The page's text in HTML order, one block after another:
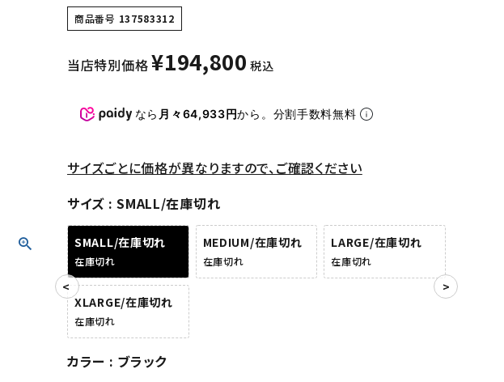
商品番号 137583312
当店特別価格¥194,800 税込
なら 月々64,933円から。分割手数料無料
サイズごとに価格が異なりますので、ご確認ください
サイズ
SMALL/在庫切れ
SMALL/在庫切れ
在庫切れ
MEDIUM/在庫切れ
在庫切れ
LARGE/在庫切れ
在庫切れ
XLARGE/在庫切れ
在庫切れ
カラー ブラック